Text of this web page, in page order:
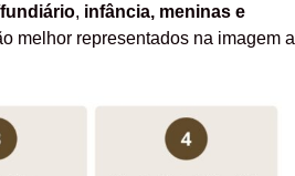
, infância, meninas e
melhor representados na imagem a